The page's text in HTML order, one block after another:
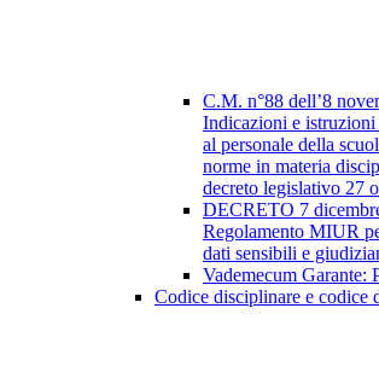
C.M. n°88 dell’8
Indicazioni e istruzioni
al personale della
norme in materia
decreto legislativo 27
DECRETO 7
Regolamento MIUR
dati sensibili e
Vademecum Garante:
Codice disciplinare e codice